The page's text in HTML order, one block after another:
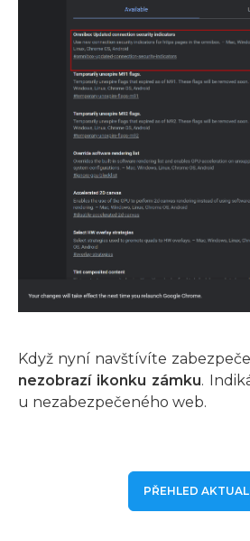
Když nyní navštívíte
nezobrazí ikonku zámku.
u nezabezpečeného web.
PŘEHLED